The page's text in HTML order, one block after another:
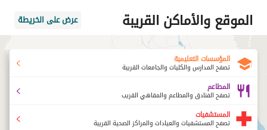
الموقع والأماكن القريبة عرض على الخريطة
المؤسسات التعليمية
تصفح المدارس والكليات والجامعات القريبة
المطاعم
تصفح الفنادق والمطاعم والمقاهي القريب
المستشفيات
تصفح المستشفيات والعيادات والمراكز الصحية القريبة